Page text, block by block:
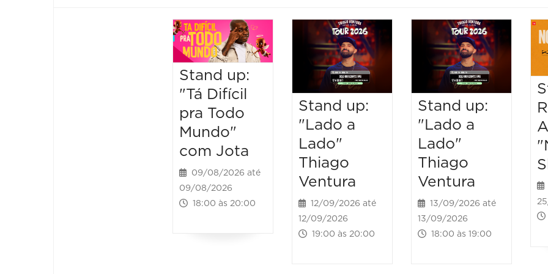
Stand up:
"Tá Difícil
pra Todo
Mundo"
com Jota
09/08/2026 até
09/08/2026
18:00 às 20:00
Stand up:
"Lado a
Lado"
Thiago
Ventura
12/09/2026 até
12/09/2026
19:00 às 20:00
Stand up:
"Lado a
Lado"
Thiago
Ventura
13/09/2026 até
13/09/2026
18:00 às 19:00